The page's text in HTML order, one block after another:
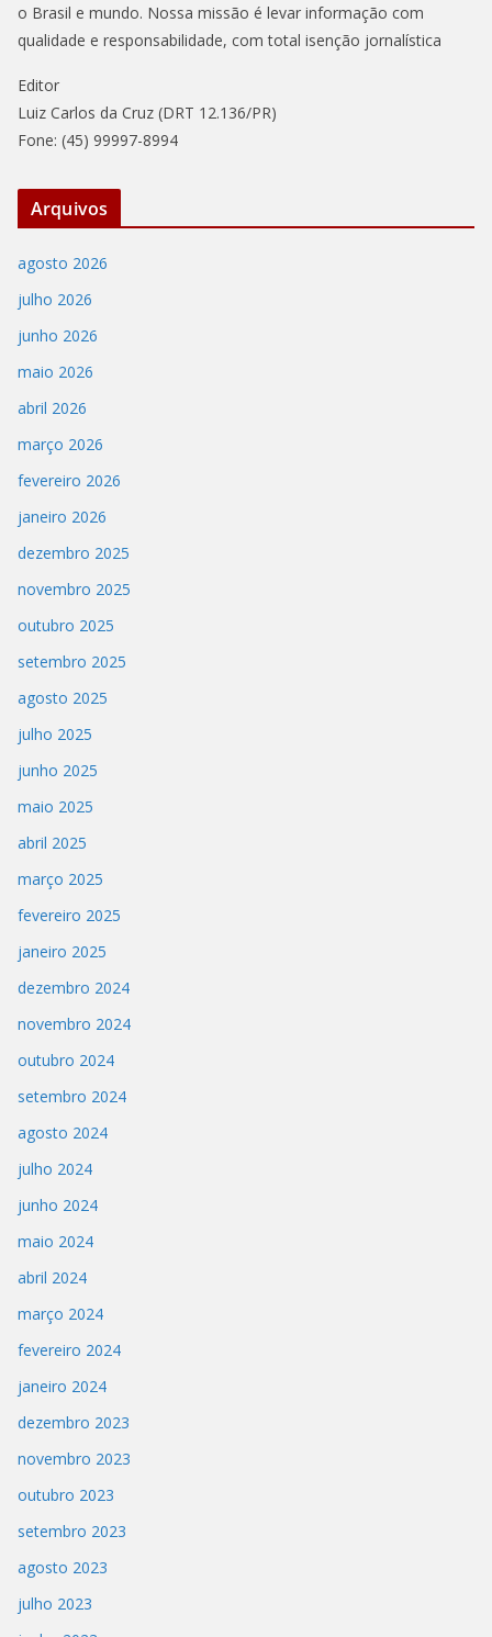
o Brasil e mundo. Nossa missão é levar informação com
qualidade e responsabilidade, com total isenção jornalística
Editor
Luiz Carlos da Cruz (DRT 12.136/PR)
Fone: (45) 99997-8994
Arquivos
agosto 2026
julho 2026
junho 2026
maio 2026
abril 2026
março 2026
fevereiro 2026
janeiro 2026
dezembro 2025
novembro 2025
outubro 2025
setembro 2025
agosto 2025
julho 2025
junho 2025
maio 2025
abril 2025
março 2025
fevereiro 2025
janeiro 2025
dezembro 2024
novembro 2024
outubro 2024
setembro 2024
agosto 2024
julho 2024
junho 2024
maio 2024
abril 2024
março 2024
fevereiro 2024
janeiro 2024
dezembro 2023
novembro 2023
outubro 2023
setembro 2023
agosto 2023
julho 2023